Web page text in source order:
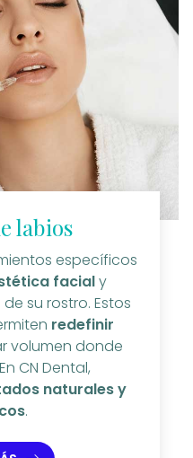
labios
específicos
facialy
su rostro. Estos
redefinir
volumen donde
CN Dental,
naturales y
.